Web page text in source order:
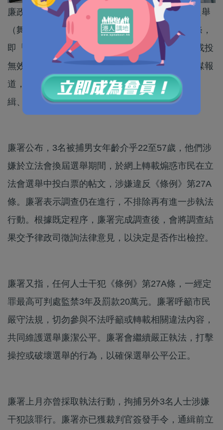
廉政公署今日（9日）拘捕2男1女，涉嫌觸犯《選舉
（舞弊及非法行為）條例》（《條例》）第27A條，
即「在選舉期間內藉公開活動煽惑另一人不投票或投
無效票」，所有被捕人士已獲准保釋候查。據傳媒報
道，3人只是普通網民，涉轉載正被警方及廉署通
緝、流亡海外的前議員許智峯的文章。
廉署公布，3名被捕男女年齡介乎22至57歲，他們涉
嫌於立法會換屆選舉期間，於網上轉載煽惑市民在立
法會選舉中投白票的帖文，涉嫌違反《條例》第27A
條。廉署表示調查仍在進行，不排除再有進一步執法
行動。根據既定程序，廉署完成調查後，會將調查結
果交予律政司徵詢法律意見，以決定是否作出檢控。
廉署又指，任何人士干犯《條例》第27A條，一經定
罪最高可判處監禁3年及罰款20萬元。廉署呼籲市民
嚴守法規，切勿參與不法呼籲或轉載相關違法內容，
共同維護選舉廉潔公平。廉署會繼續嚴正執法，打擊
操控或破壞選舉的行為，以確保選舉公平公正。
廉署上月亦曾採取執法行動，拘捕另外3名人士涉嫌
干犯該罪行。廉署亦已獲裁判官簽發手令，通緝前立